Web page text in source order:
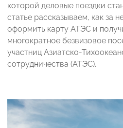
которой деловые поездки
статье рассказываем, как за
оформить карту АТЭС и
многократное безвизовое
участниц Азиатско-
сотрудничества (АТЭС).